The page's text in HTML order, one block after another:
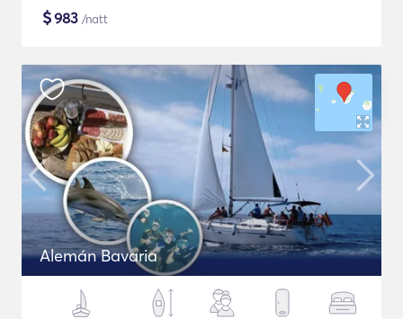
$983 /natt
Alemán Bavaria